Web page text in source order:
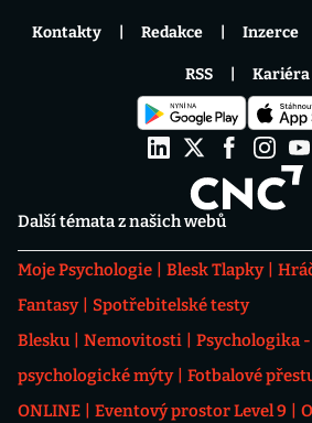
Další témata z našich webů
Moje Psychologie Blesk Tlapky
Fantasy
Spotřebitelské testy
Blesku
Nemovitosti
Psychologika
psychologické mýty
Fotbalové
ONLINE
Eventový prostor Level 9
Kontakty Redakce Inzerce
RSS Kariéra